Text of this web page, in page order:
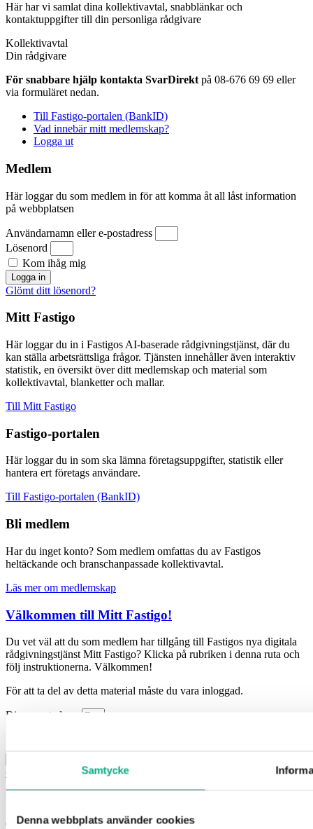
Samtycke
Denna webbplats använder cookies
Här har vi samlat dina kollektivavtal, snabblänkar och
kontaktuppgifter till din personliga rådgivare
Kollektivavtal
Din rådgivare
För snabbare hjälp kontakta SvarDirekt på 08-676 69 69 eller
via formuläret nedan.
Till Fastigo-portalen (BankID)
Vad innebär mitt medlemskap?
Logga ut
Medlem
Här loggar du som medlem in för att komma åt all låst information
på webbplatsen
Användarnamn eller e-postadress
Lösenord
Kom ihåg mig
Logga in
Glömt ditt lösenord?
Mitt Fastigo
Här loggar du in i Fastigos AI-baserade rådgivningstjänst, där du
kan ställa arbetsrättsliga frågor. Tjänsten innehåller även interaktiv
statistik, en översikt över ditt medlemskap och material som
kollektivavtal, blanketter och mallar.
Till Mitt Fastigo
Fastigo-portalen
Här loggar du in som ska lämna företagsuppgifter, statistik eller
hantera ert företags användare.
Till Fastigo-portalen (BankID)
Bli medlem
Har du inget konto? Som medlem omfattas du av Fastigos
heltäckande och branschanpassade kollektivavtal.
Läs mer om medlemskap
Välkommen till Mitt Fastigo!
Du vet väl att du som medlem har tillgång till Fastigos nya digitala
rådgivningstjänst Mitt Fastigo? Klicka på rubriken i denna ruta och
följ instruktionerna. Välkommen!
För att ta del av detta material måste du vara inloggad.
Din e-postadress
Lösenord
Glömt ditt lösenord?